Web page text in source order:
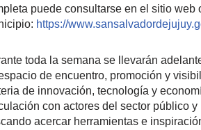
puede consultarse en el sitio web
https://
toda la semana se llevarán
de encuentro, promoción y
de innovación, tecnología y
con actores del sector público
acercar herramientas e